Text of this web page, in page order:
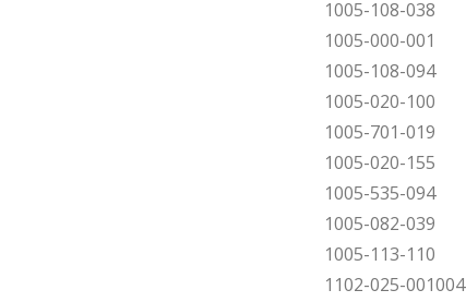
1005-108-038
1005-000-001
1005-108-094
1005-020-100
1005-701-019
1005-020-155
1005-535-094
1005-082-039
1005-113-110
1102-025-001004